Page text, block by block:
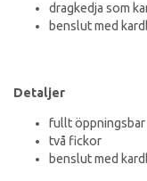
dragkedja som
benslut med
Detaljer
fullt öppningsbar
två fickor
benslut med